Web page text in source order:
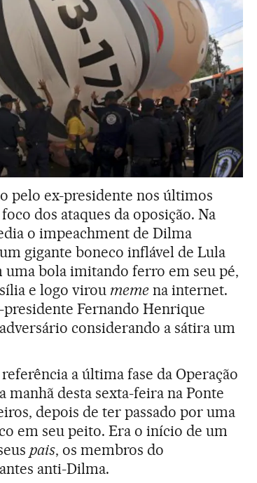
pelo ex-presidente nos últimos
dos ataques da oposição. Na
o impeachment de Dilma
gigante boneco inflável de Lula
bola imitando ferro em seu pé,
e logo virou meme na internet.
Fernando Henrique
considerando a sátira um
a última fase da Operação
manhã desta sexta-feira na Ponte
depois de ter passado por uma
em seu peito. Era o início de um
pais, os membros do
anti-Dilma.